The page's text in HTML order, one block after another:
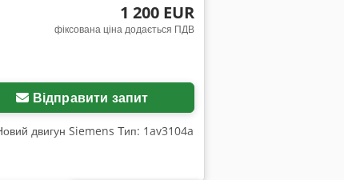
1 200 EUR
фіксована ціна додається ПДВ
Відправити запит
двигун Siemens Тип: 1av3104a